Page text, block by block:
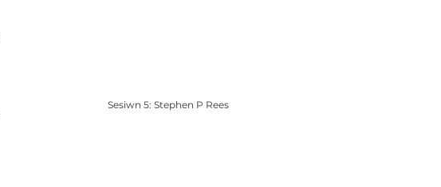
Sesiwn 5: Stephen P Rees